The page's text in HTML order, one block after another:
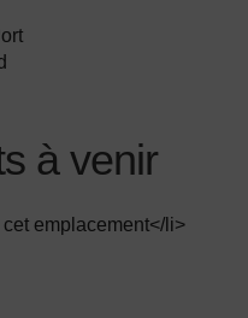
à venir
emplacement</li>